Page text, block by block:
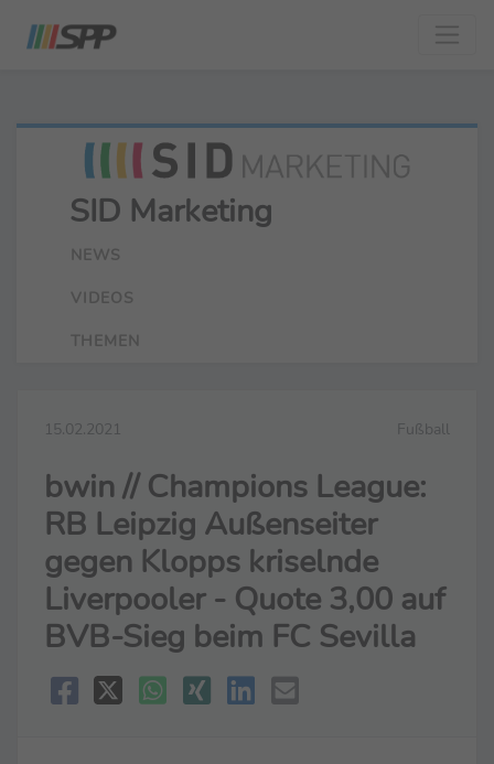
SID Marketing
NEWS
VIDEOS
THEMEN
15.02.2021 Fußball
bwin // Champions League:
RB Leipzig Außenseiter
gegen Klopps kriselnde
Liverpooler - Quote 3,00 auf
BVB-Sieg beim FC Sevilla